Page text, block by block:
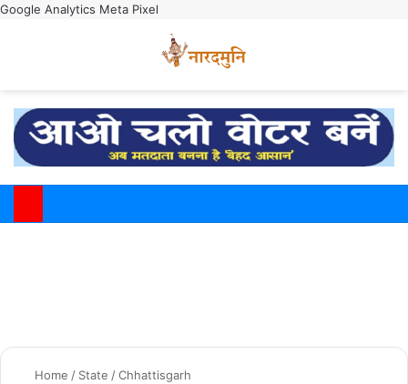
Google Analytics Meta Pixel
Home / State /Chhattisgarh